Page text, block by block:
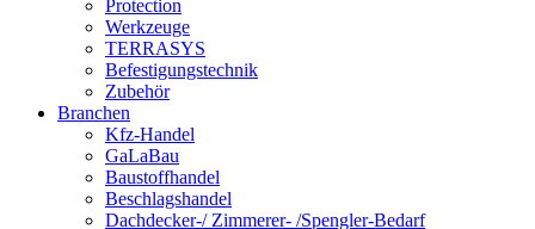
Protection
Werkzeuge
TERRASYS
Befestigungstechnik
Zubehör
Branchen
Kfz-Handel
GaLaBau
Baustoffhandel
Beschlagshandel
Dachdecker-/ Zimmerer- /Spengler-Bedarf